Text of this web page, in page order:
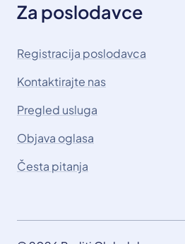
Za poslodavce
Registracija poslodavca
Kontaktirajte nas
Pregled usluga
Objava oglasa
Česta pitanja